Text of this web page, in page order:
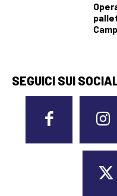
SEGUICI SUI